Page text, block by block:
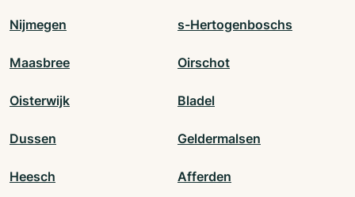
Nijmegen s-Hertogenboschs
Maasbree Oirschot
Oisterwijk Bladel
Dussen Geldermalsen
Heesch Afferden